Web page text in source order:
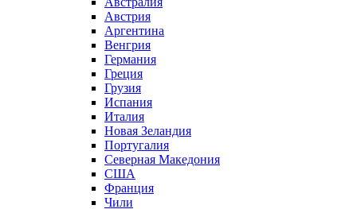
Австрия
Аргентина
Венгрия
Германия
Греция
Грузия
Испания
Италия
Новая Зеландия
Португалия
Северная Македония
США
Франция
Чили